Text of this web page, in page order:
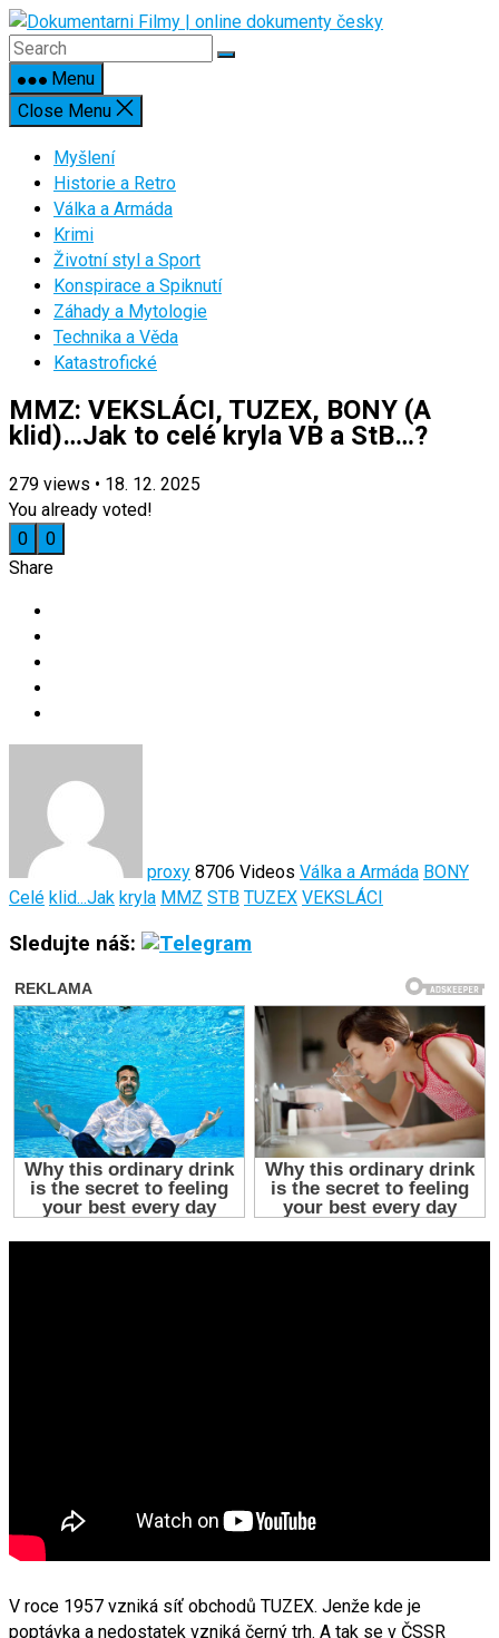
Skip
to
contentMenu
Close Menu
Myšlení
Historie a Retro
Válka a Armáda
Krimi
Životní styl a Sport
Konspirace a Spiknutí
Záhady a Mytologie
Technika a Věda
Katastrofické
MMZ: VEKSLÁCI, TUZEX, BONY (A
klid)…Jak to celé kryla VB a StB…?
279 views • 18. 12. 2025
You already voted!
0
0
Share
proxy 8706 Videos Válka a Armáda BONY
Celé klid...Jak kryla MMZ STB TUZEX VEKSLÁCI
Sledujte náš:
V roce 1957 vzniká síť obchodů TUZEX. Jenže kde je
poptávka a nedostatek vzniká černý trh. A tak se v ČSSR